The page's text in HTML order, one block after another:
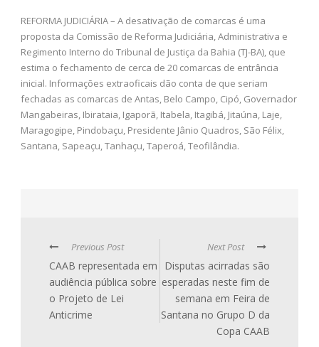
REFORMA JUDICIÁRIA – A desativação de comarcas é uma
proposta da Comissão de Reforma Judiciária, Administrativa e
Regimento Interno do Tribunal de Justiça da Bahia (TJ-BA), que
estima o fechamento de cerca de 20 comarcas de entrância
inicial. Informações extraoficais dão conta de que seriam
fechadas as comarcas de Antas, Belo Campo, Cipó, Governador
Mangabeiras, Ibirataia, Igaporã, Itabela, Itagibá, Jitaúna, Laje,
Maragogipe, Pindobaçu, Presidente Jânio Quadros, São Félix,
Santana, Sapeaçu, Tanhaçu, Taperoá, Teofilândia.
Previous Post
CAAB representada em
audiência pública sobre
o Projeto de Lei
Anticrime
Next Post
Disputas acirradas são
esperadas neste fim de
semana em Feira de
Santana no Grupo D da
Copa CAAB